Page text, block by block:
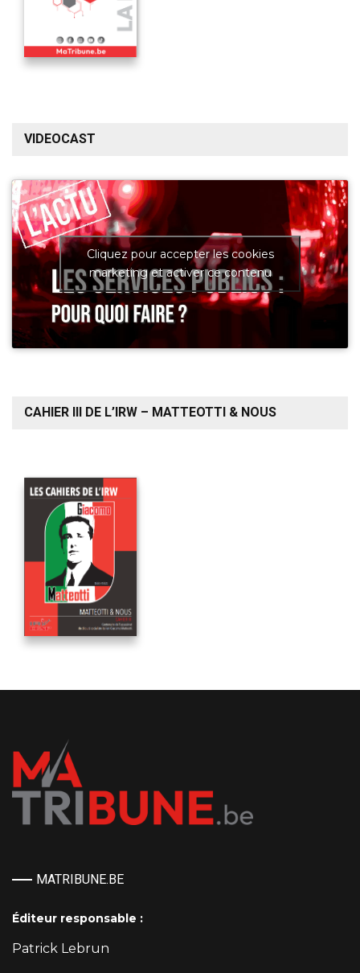
VIDEOCAST
Cliquez pour accepter les cookies
marketing et activer ce contenu
CAHIER III DE L’IRW – MATTEOTTI & NOUS
MATRIBUNE.BE
Éditeur responsable :
Patrick Lebrun